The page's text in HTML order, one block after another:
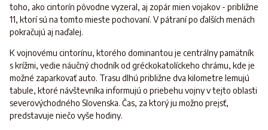
toho, ako cintorín pôvodne vyzeral, aj zopár mien vojakov - približne
11, ktorí sú na tomto mieste pochovaní. V pátraní po ďalších menách
pokračujú aj naďalej.
K vojnovému cintorínu, ktorého dominantou je centrálny pamätník
s krížmi, vedie náučný chodník od gréckokatolíckeho chrámu, kde je
možné zaparkovať auto. Trasu dlhú približne dva kilometre lemujú
tabule, ktoré návštevníka informujú o priebehu vojny v tejto oblasti
severovýchodného Slovenska. Čas, za ktorý ju možno prejsť,
predstavuje niečo vyše hodiny.